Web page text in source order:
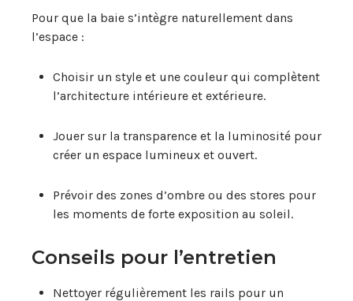
Pour que la baie s’intègre naturellement dans
l’espace :
Choisir un style et une couleur qui complètent
l’architecture intérieure et extérieure.
Jouer sur la transparence et la luminosité pour
créer un espace lumineux et ouvert.
Prévoir des zones d’ombre ou des stores pour
les moments de forte exposition au soleil.
Conseils pour l’entretien
Nettoyer régulièrement les rails pour un